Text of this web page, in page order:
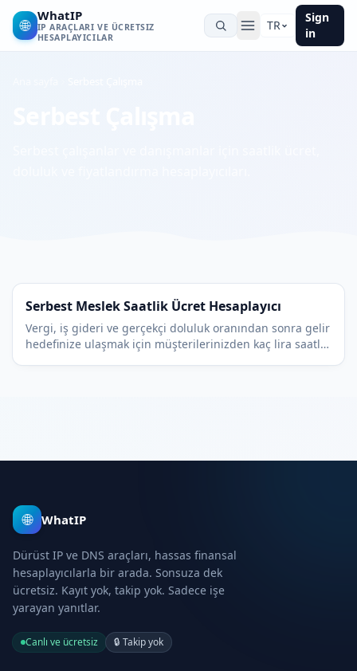
🌐
WhatIP
IP ARAÇLARI VE ÜCRETSIZ
HESAPLAYICILAR
TR
Sign
in
Serbest Meslek Saatlik Ücret Hesaplayıcı
Vergi, iş gideri ve gerçekçi doluluk oranından sonra gelir
hedefinize ulaşmak için müşterilerinizden kaç lira saatlik
🌐 WhatIP
Dürüst IP ve DNS araçları, hassas finansal
hesaplayıcılarla bir arada. Sonsuza dek
ücretsiz. Kayıt yok, takip yok. Sadece işe
yarayan yanıtlar.
Canlı ve ücretsiz 🔒 Takip yok